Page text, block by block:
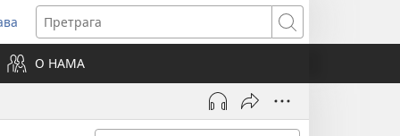
Претрага
О НАМА